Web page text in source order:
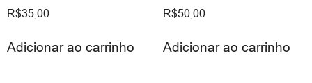
R$35,00
Adicionar ao carrinho
R$50,00
Adicionar ao carrinho